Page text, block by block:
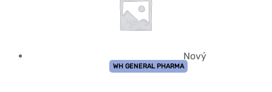
Nový
WH GENERAL PHARMA